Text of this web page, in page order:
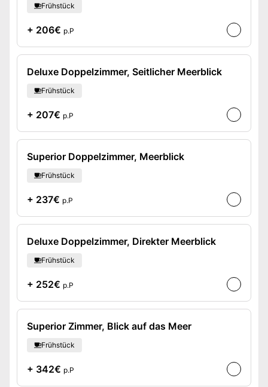
Frühstück
+ 206€ p.P
Deluxe Doppelzimmer, Seitlicher Meerblick
Frühstück
+ 207€ p.P
Superior Doppelzimmer, Meerblick
Frühstück
+ 237€ p.P
Deluxe Doppelzimmer, Direkter Meerblick
Frühstück
+ 252€ p.P
Superior Zimmer, Blick auf das Meer
Frühstück
+ 342€ p.P